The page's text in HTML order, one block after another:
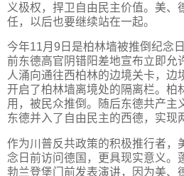
义极权，捍卫自由民主价值。美、
任，以后也要继续站在一起。
今年11月9日是柏林墙被推倒纪念
前东德高官阴错阳差地宣布立即允
人涌向通往西柏林的边境关卡，边
开启了柏林墙离境处的隔离栏。柏
用，被民众推倒。随后东德共产主
东德并入了自由民主的西德，实现
作为川普反共政策的积极推行者，
念日前访问德国，更具现实意义。
勃兰登堡门前发表演讲，因为美、